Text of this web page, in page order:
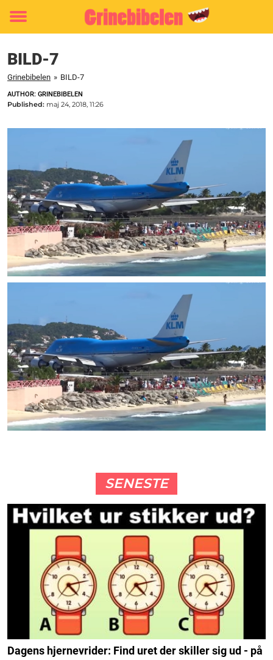
Toggle
BILD-7
Grinebibelen » BILD-7
AUTHOR: GRINEBIBELEN
Published: maj 24, 2018, 11:26
SENESTE
Dagens hjernevrider: Find uret der skiller sig ud - på